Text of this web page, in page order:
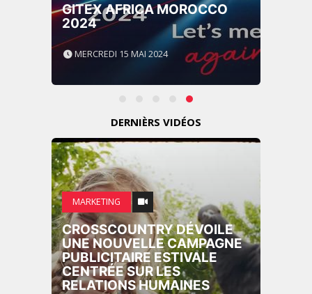
GITEX AFRICA MOROCCO
2024
MERCREDI 15 MAI 2024
DERNIÈRS VIDÉOS
MARKETING
CROSSCOUNTRY DÉVOILE
UNE NOUVELLE CAMPAGNE
PUBLICITAIRE ESTIVALE
CENTRÉE SUR LES
RELATIONS HUMAINES